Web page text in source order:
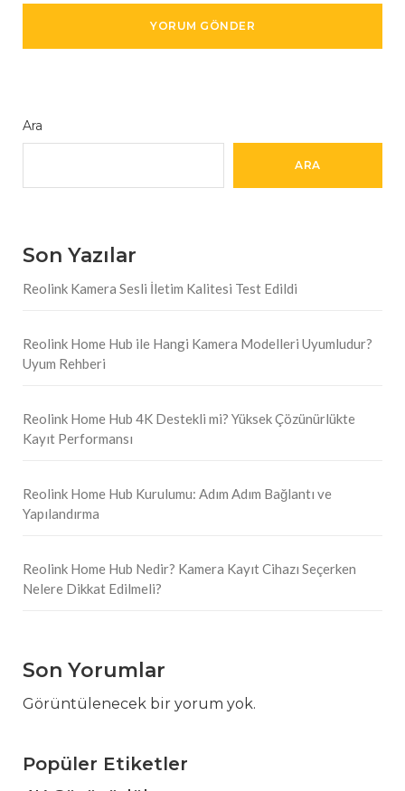
Ara
ARA
Son Yazılar
Reolink Kamera Sesli İletim Kalitesi Test Edildi
Reolink Home Hub ile Hangi Kamera Modelleri Uyumludur?
Uyum Rehberi
Reolink Home Hub 4K Destekli mi? Yüksek Çözünürlükte
Kayıt Performansı
Reolink Home Hub Kurulumu: Adım Adım Bağlantı ve
Yapılandırma
Reolink Home Hub Nedir? Kamera Kayıt Cihazı Seçerken
Nelere Dikkat Edilmeli?
Son Yorumlar
Görüntülenecek bir yorum yok.
Popüler Etiketler